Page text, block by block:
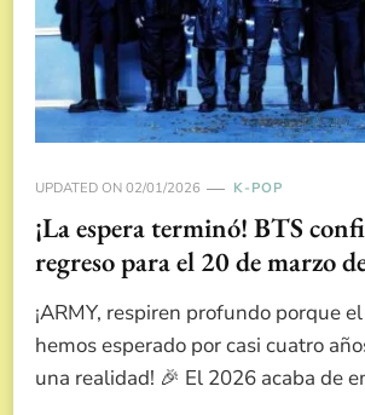
UPDATED ON 02/01/2026 K-POP
¡La espera terminó! BTS
regreso para el 20 de marzo
¡ARMY, respiren profundo porque
hemos esperado por casi cuatro
una realidad! 🎉 El 2026 acaba de